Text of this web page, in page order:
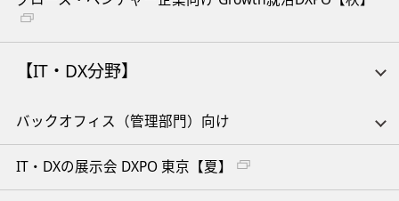
【IT・DX分野】
バックオフィス（管理部門）向け
IT・DXの展示会 DXPO 東京【夏】